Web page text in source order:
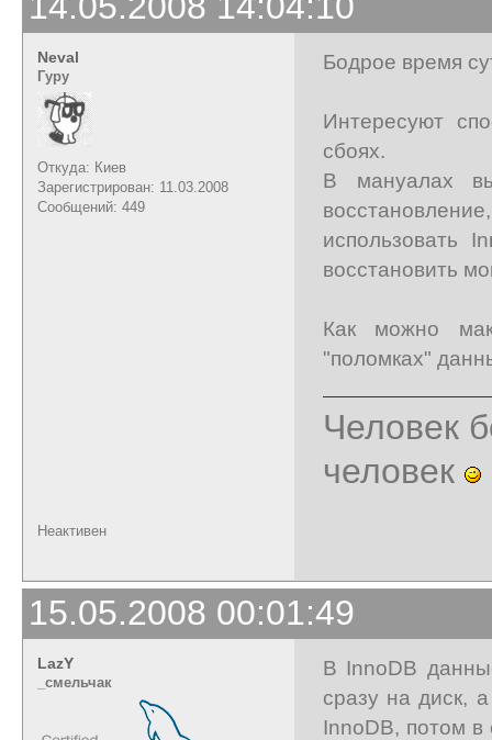
Neval
Гуру
Откуда: Киев
Зарегистрирован: 11.03.2008
Сообщений: 449
Бодрое время
Интересуют
сбоях.
В мануалах
использовать
восстановить
Как можно
"поломках"
Человек
человек
Неактивен
15.05.2008 00:01:49
LazY
_cмельчак
В InnoDB
сразу на диск,
InnoDB, потом